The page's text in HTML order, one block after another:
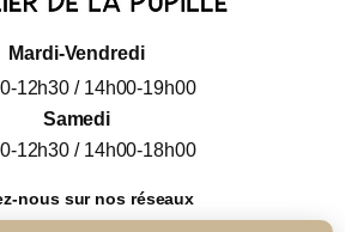
Mardi-Vendredi
12h30 / 14h00-19h00
Samedi
12h30 / 14h00-18h00
nous sur nos réseaux